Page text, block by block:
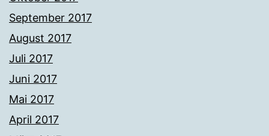
September 2017
August 2017
Juli 2017
Juni 2017
Mai 2017
April 2017